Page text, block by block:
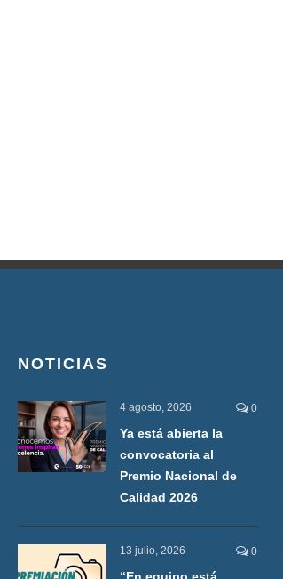
NOTICIAS
4 agosto, 2026 0
Ya está abierta la
convocatoria al
Premio Nacional de
Calidad 2026
13 julio, 2026 0